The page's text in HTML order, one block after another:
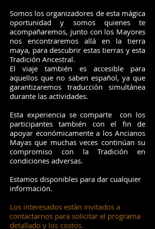
Somos los organizadores de esta mágica
oportunidad y somos quienes te
acompañaremos, junto con los Mayores
nos encontraremos allá en la tierra
maya, para descubrir estas tierras y esta
Tradición Ancestral.
El viaje también es accesible para
aquellos que no saben español, ya que
garantizaremos traducción simultánea
durante las actividades.
Esta experiencia se comparte con los
participantes también con el fin de
apoyar económicamente a los Ancianos
Mayas que muchas veces continúan su
compromiso con la Tradición en
condiciones adversas.
Estamos disponibles para dar cualquier
información.
Los interesados están invitados a
contactarnos para solicitar el programa
detallado y los costos.